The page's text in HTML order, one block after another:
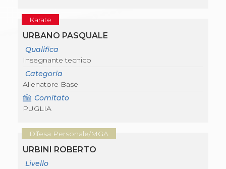
Aikido
Pancrazio/Pankration
Difesa Personale MGA
La disciplina
Karate
URBANO PASQUALE
Qualifica
Insegnante tecnico
Categoria
Allenatore Base
Comitato
PUGLIA
Difesa Personale/MGA
URBINI ROBERTO
Livello